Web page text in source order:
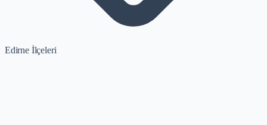
Edirne İlçeleri